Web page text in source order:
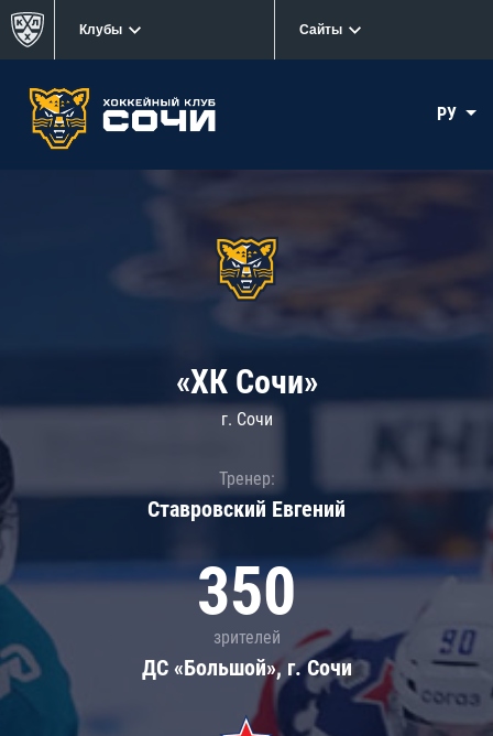
Клубы Сайты
РУ
«ХК Сочи»
г. Сочи
Тренер:
Ставровский Евгений
350
зрителей
ДС «Большой», г. Сочи